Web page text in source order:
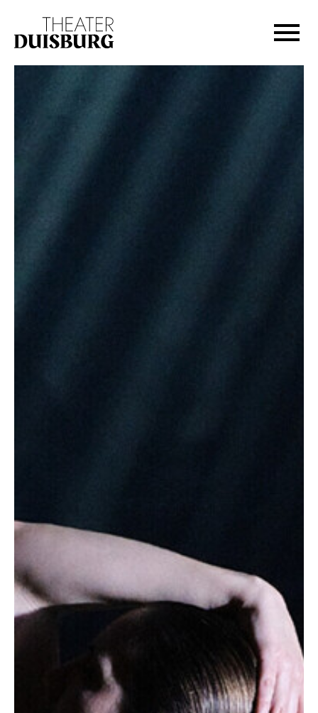
Zur Hauptnavigation springen
Zum Footer springen